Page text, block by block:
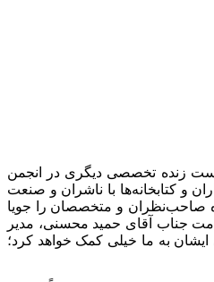
متخصصان، کتابدارها، آرشیویست‌ها و دانشجویان عزیز عرض سلام دارم. امروز سه‌شنبه ۲۵ شهریور ۱۳۹۹، با نشست زنده تخصصی دیگری در انجمن
و کتابخانه‌ها با ناشران و صنعت
صاحب‌نظران و متخصصان را جویا
جناب آقای حمید محسنی، مدیر
به ما خیلی کمک خواهد کرد؛